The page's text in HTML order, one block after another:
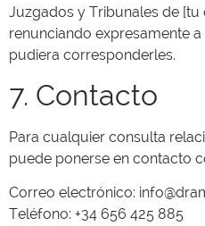
Juzgados y Tribunales de [tu
renunciando expresamente
pudiera corresponderles.
7. Contacto
Para cualquier consulta
puede ponerse en contacto
Correo electrónico:
Teléfono: +34 656 425 885